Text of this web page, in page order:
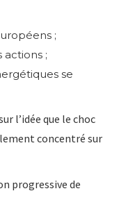
;
;
se
l’idée que le choc
concentré sur
progressive de